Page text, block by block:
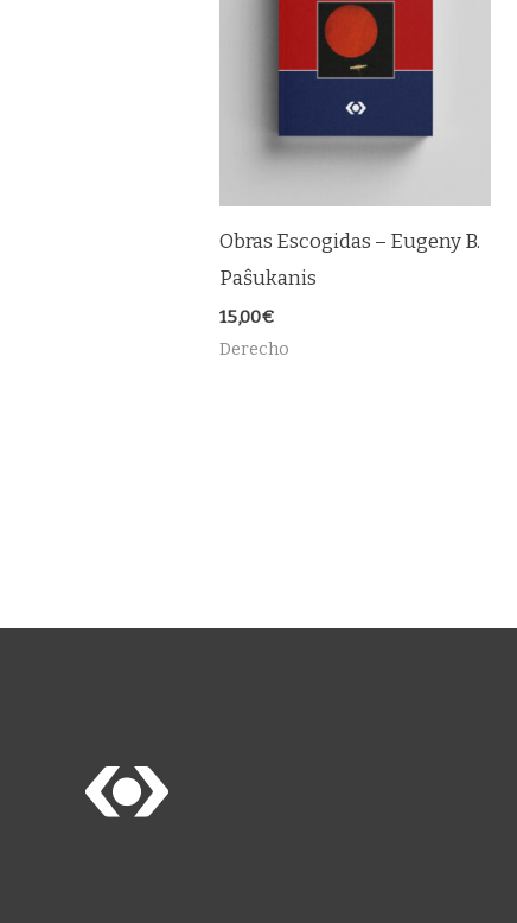
Obras Escogidas – Eugeny B.
Paŝukanis
15,00€
Derecho